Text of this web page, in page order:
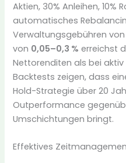
Aktien, 30% Anleihen,
automatisches
Verwaltungsgebühren von
von 0,05–0,3 % erreichst
Nettorenditen als bei
Backtests zeigen, dass
Hold-Strategie über 20
Outperformance
Umschichtungen bringt.
Effektives